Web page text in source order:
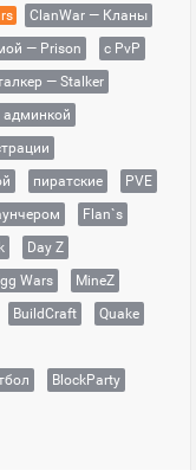
ClanWar — Кланы
— Prison
с PvP
— Stalker
админкой
пиратские
PVE
Flan`s
Day Z
Wars
MineZ
BuildCraft
Quake
BlockParty